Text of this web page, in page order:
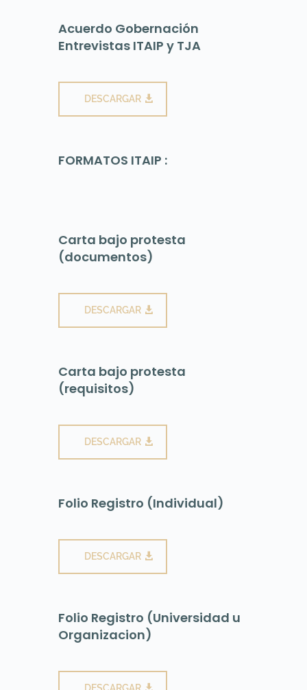
Acuerdo Gobernación
Entrevistas ITAIP y TJA
DESCARGAR
FORMATOS ITAIP :
Carta bajo protesta
(documentos)
DESCARGAR
Carta bajo protesta
(requisitos)
DESCARGAR
Folio Registro (Individual)
DESCARGAR
Folio Registro (Universidad u
Organizacion)
DESCARGAR